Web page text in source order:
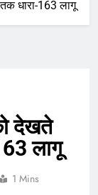
धारा-163 लागू
देखते
लागू
1 Mins